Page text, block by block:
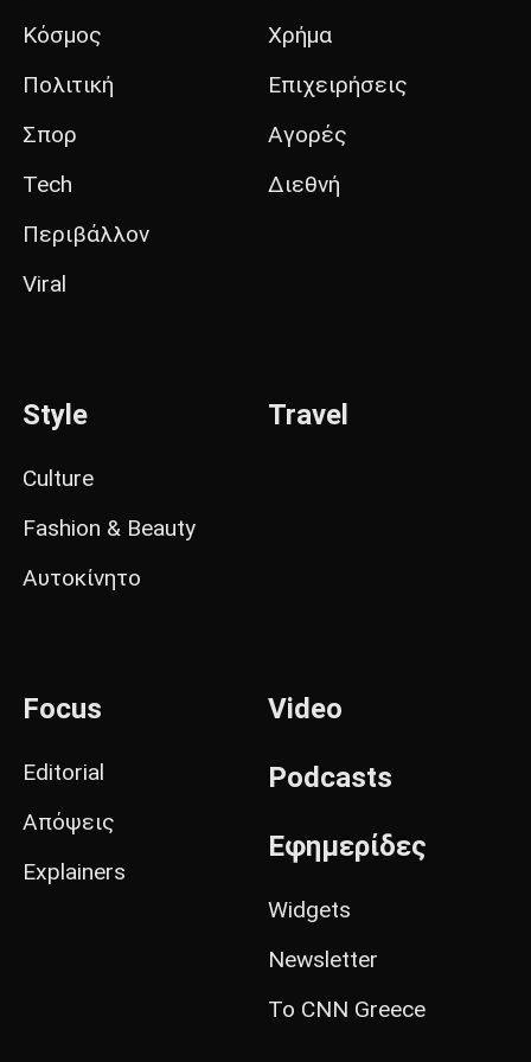
Κόσμος
Πολιτική
Σπορ
Tech
Περιβάλλον
Viral
Χρήμα
Επιχειρήσεις
Αγορές
Διεθνή
Style
Culture
Fashion & Beauty
Αυτοκίνητο
Travel
Focus
Editorial
Απόψεις
Explainers
Video
Podcasts
Εφημερίδες
Widgets
Newsletter
Το CNN Greece